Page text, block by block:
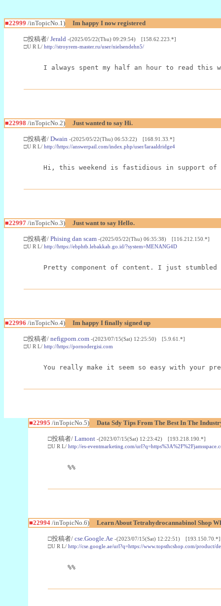
■22999 /inTopicNo.1) Im happy I now registered
□投稿者/ Jerald -(2025/05/22(Thu) 09:29:54) [158.62.223.*]
□U R L/ http://stroyrem-master.ru/user/nielsendehn5/
I always spent my half an hour to read
■22998 /inTopicNo.2) Just wanted to say Hi.
□投稿者/ Dwain -(2025/05/22(Thu) 06:53:22) [168.91.33.*]
□U R L/ http://https://answerpail.com/index.php/user/laraaldridge4
Hi, this weekend is fastidious in support of
■22997 /inTopicNo.3) Just want to say Hello.
□投稿者/ Phising dan scam -(2025/05/22(Thu) 06:35:38) [116.212.150.*]
□U R L/ http://https://ebphtb.lebakkab.go.id/?system=MENANG4D
Pretty component of content. I just
■22996 /inTopicNo.4) Im happy I finally signed up
□投稿者/ nefigporn.com -(2023/07/15(Sat) 12:25:50) [5.9.61.*]
□U R L/ http://https://pornodergisi.com
You really make it seem so easy with your
■22995 /inTopicNo.5) Data Sdy Tips From The Best In The
□投稿者/ Lamont -(2023/07/15(Sat) 12:23:42) [193.218.190.*]
□U R L/ http://es-eventmarketing.com/
%%
■22994/inTopicNo.6) Learn About Tetrahydrocannabinol Shop
□投稿者/ cse.Google.Ae -(2023/07/15(Sat) 12:22:51) [193.150.70.*]
□U R L/ http://cse.google.ae/url?q=https://www.topsthcshop.com/
%%